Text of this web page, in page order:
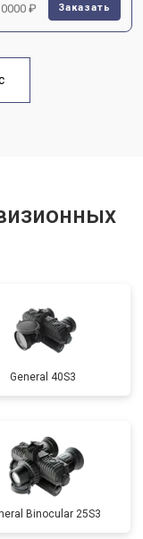
₽ Заказать
General 40S3
Binocular 25S3